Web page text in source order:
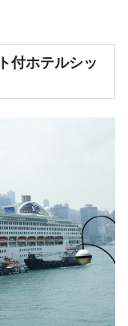
付ホテルシッ